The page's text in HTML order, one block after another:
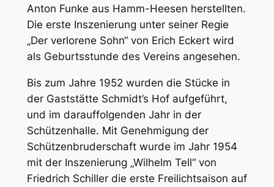
Anton Funke aus Hamm-Heesen herstellten.
Die erste Inszenierung unter seiner Regie
„Der verlorene Sohn“ von Erich Eckert wird
als Geburtsstunde des Vereins angesehen.
Bis zum Jahre 1952 wurden die Stücke in
der Gaststätte Schmidt’s Hof aufgeführt,
und im darauffolgenden Jahr in der
Schützenhalle. Mit Genehmigung der
Schützenbruderschaft wurde im Jahr 1954
mit der Inszenierung „Wilhelm Tell“ von
Friedrich Schiller die erste Freilichtsaison auf